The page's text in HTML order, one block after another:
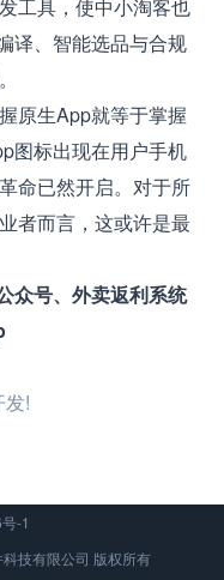
工具，使中小淘客也
译、智能选品与合规
生App就等于掌握
图标出现在用户手机
命已然开启。对于所
者而言，这或许是最
号、外卖返利系统
!
-1
技有限公司 版权所有